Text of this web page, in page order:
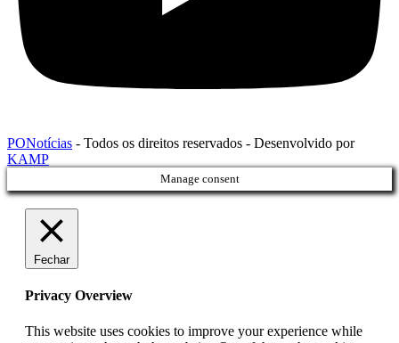
PONotícias - Todos os direitos reservados - Desenvolvido por
KAMP
Manage consent
Fechar
Privacy Overview
This website uses cookies to improve your experience while